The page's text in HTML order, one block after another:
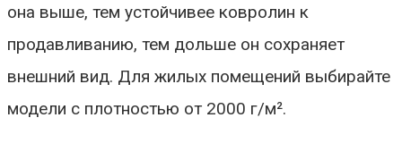
она выше, тем устойчивее ковролин к
продавливанию, тем дольше он сохраняет
внешний вид. Для жилых помещений выбирайте
модели с плотностью от 2000 г/м².